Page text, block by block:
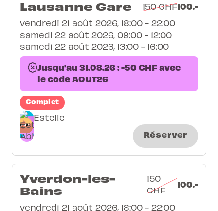
Lausanne Gare 150 CHF100.-
vendredi 21 août 2026, 18:00 - 22:00
samedi 22 août 2026, 09:00 - 12:00
samedi 22 août 2026, 13:00 - 16:00
Jusqu'au 31.08.26 : -50 CHF avec
le code AOUT26
Complet
Estelle
Réserver
Yverdon-les-
Bains
150
CHF
100.-
vendredi 21 août 2026, 18:00 - 22:00